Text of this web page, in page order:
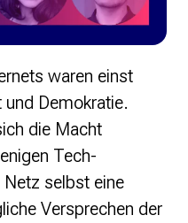
waren einst
Demokratie.
die Macht
Tech-
selbst eine
Versprechen der